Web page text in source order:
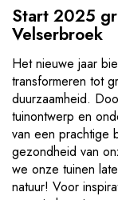
Start 2025
Velserbroek
Het nieuwe jaar
transformeren tot
duurzaamheid.
tuinontwerp en
van een prachtige
gezondheid van
we onze tuinen
natuur! Voor